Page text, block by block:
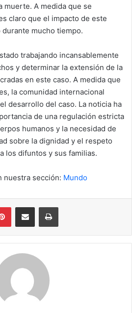
muerte. A medida que se
claro que el impacto de este
mucho tiempo.
trabajando incansablemente
y determinar la extensión de la
en este caso. A medida que
la comunidad internacional
desarrollo del caso. La noticia ha
de una regulación estricta
humanos y la necesidad de
sobre la dignidad y el respeto
los difuntos y sus familias.
nuestra sección: Mundo
PinterestCompartir por correo electrónicoImprimir